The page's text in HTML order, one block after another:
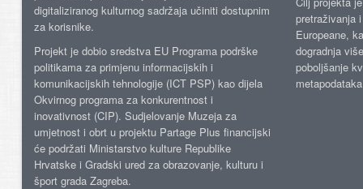
digitaliziranog kulturnog sadržaja učiniti dostupnim
za korisnike.
Projekt je dobio sredstva EU Programa podrške
politikama za primjenu informacijskih i
komunikacijskih tehnologije (ICT PSP) kao dijela
Okvirnog programa za konkurentnost i
inovativnost (CIP). Sudjelovanje Muzeja za
umjetnost i obrt u projektu Partage Plus financijski
će podržati Ministarstvo kulture Republike
Hrvatske i Gradski ured za obrazovanje, kulturu i
šport grada Zagreba.
pretraživanja
Europeane,
dogradnja
poboljšanje